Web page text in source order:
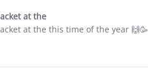
at the
at the this time of the year 🙌🥳